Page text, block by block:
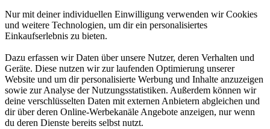
Nur mit deiner individuellen Einwilligung verwenden wir Cookies
und weitere Technologien, um dir ein personalisiertes
Einkaufserlebnis zu bieten.
Dazu erfassen wir Daten über unsere Nutzer, deren Verhalten und
Geräte. Diese nutzen wir zur laufenden Optimierung unserer
Website und um dir personalisierte Werbung und Inhalte anzuzeigen
sowie zur Analyse der Nutzungsstatistiken. Außerdem können wir
deine verschlüsselten Daten mit externen Anbietern abgleichen und
dir über deren Online-Werbekanäle Angebote anzeigen, nur wenn
du deren Dienste bereits selbst nutzt.